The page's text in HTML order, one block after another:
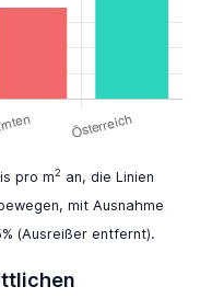
pro m2 an, die Linien
mit Ausnahme
(Ausreißer entfernt).